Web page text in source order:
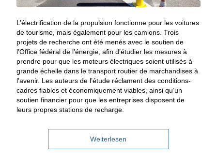
L’électrification de la propulsion fonctionne pour les voitures
de tourisme, mais également pour les camions. Trois
projets de recherche ont été menés avec le soutien de
l’Office fédéral de l’énergie, afin d’étudier les mesures à
prendre pour que les moteurs électriques soient utilisés à
grande échelle dans le transport routier de marchandises à
l’avenir. Les auteurs de l’étude réclament des conditions-
cadres fiables et économiquement viables, ainsi qu’un
soutien financier pour que les entreprises disposent de
leurs propres stations de recharge.
Weiterlesen